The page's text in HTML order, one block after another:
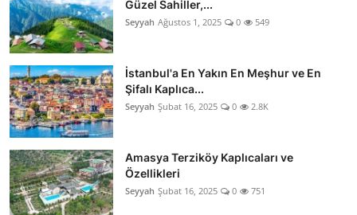
Güzel Sahiller,...
Seyyah Ağustos 1, 2025 0 549
İstanbul'a En Yakın En Meşhur ve En
Şifalı Kaplıca...
Seyyah Şubat 16, 2025 0 2.8K
Amasya Terziköy Kaplıcaları ve
Özellikleri
Seyyah Şubat 16, 2025 0 751